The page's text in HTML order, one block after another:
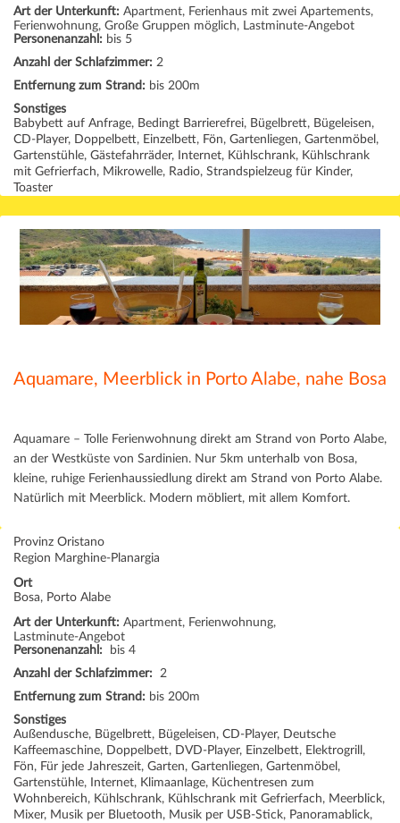
Art der Unterkunft: Apartment, Ferienhaus mit zwei Apartements,
Ferienwohnung, Große Gruppen möglich, Lastminute-Angebot
Personenanzahl: bis 5
Anzahl der Schlafzimmer: 2
Entfernung zum Strand: bis 200m
Sonstiges
Babybett auf Anfrage, Bedingt Barrierefrei, Bügelbrett, Bügeleisen,
CD-Player, Doppelbett, Einzelbett, Fön, Gartenliegen, Gartenmöbel,
Gartenstühle, Gästefahrräder, Internet, Kühlschrank, Kühlschrank
mit Gefrierfach, Mikrowelle, Radio, Strandspielzeug für Kinder,
Toaster
Aquamare, Meerblick in Porto Alabe, nahe Bosa
Aquamare – Tolle Ferienwohnung direkt am Strand von Porto Alabe,
an der Westküste von Sardinien. Nur 5km unterhalb von Bosa,
kleine, ruhige Ferienhaussiedlung direkt am Strand von Porto Alabe.
Natürlich mit Meerblick. Modern möbliert, mit allem Komfort.
Provinz Oristano
Region Marghine-Planargia
Ort
Bosa, Porto Alabe
Art der Unterkunft: Apartment, Ferienwohnung,
Lastminute-Angebot
Personenanzahl:
bis 4
Anzahl der Schlafzimmer:
2
Entfernung zum Strand: bis 200m
Sonstiges
Außendusche, Bügelbrett, Bügeleisen, CD-Player, Deutsche
Kaffeemaschine, Doppelbett, DVD-Player, Einzelbett, Elektrogrill,
Fön, Für jede Jahreszeit, Garten, Gartenliegen, Gartenmöbel,
Gartenstühle, Internet, Klimaanlage, Küchentresen zum
Wohnbereich, Kühlschrank, Kühlschrank mit Gefrierfach, Meerblick,
Mixer, Musik per Bluetooth, Musik per USB-Stick, Panoramablick,